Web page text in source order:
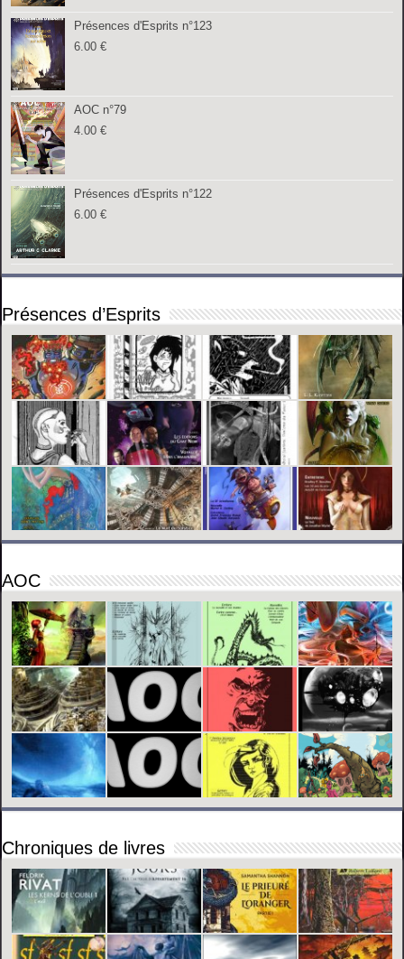
Présences d'Esprits n°123
6.00€
AOC n°79
4.00€
Présences d'Esprits n°122
6.00€
Présences d’Esprits
AOC
Chroniques de livres